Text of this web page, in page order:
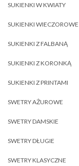
SUKIENKI W KWIATY
SUKIENKI WIECZOROWE
SUKIENKI Z FALBANĄ
SUKIENKI Z KORONKĄ
SUKIENKI Z PRINTAMI
SWETRY AŻUROWE
SWETRY DAMSKIE
SWETRY DŁUGIE
SWETRY KLASYCZNE